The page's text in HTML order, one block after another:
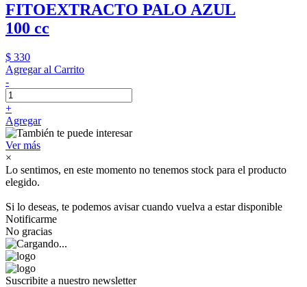
FITOEXTRACTO PALO AZUL
100 cc
$ 330
Agregar al Carrito
-
+
Agregar
Ver más
×
Lo sentimos, en este momento no tenemos stock para el producto
elegido.
Si lo deseas, te podemos avisar cuando vuelva a estar disponible
Notificarme
No gracias
Suscribite a nuestro newsletter